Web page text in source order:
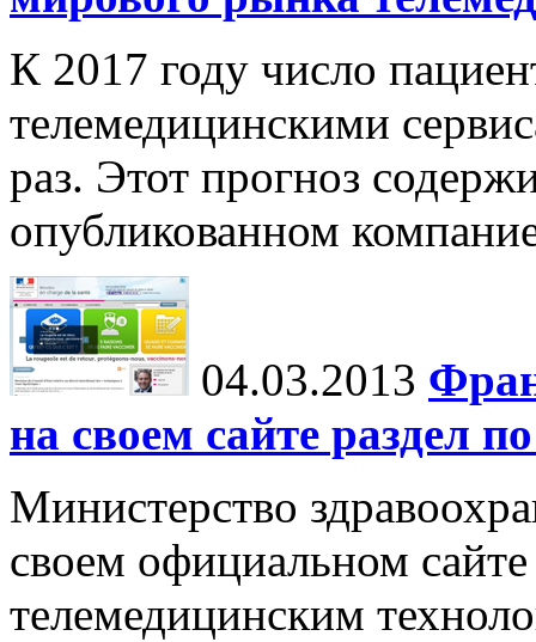
К 2017 году число
телемедицинскими
раз. Этот прогноз
опубликованном
04.03.2013
на своем сайте раздел
Министерство
своем официальном
телемедицинским